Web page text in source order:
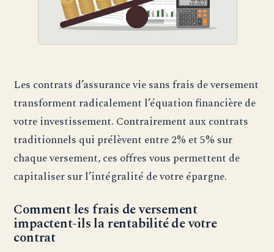
Les contrats d’assurance vie sans frais de versement
transforment radicalement l’équation financière de
votre investissement. Contrairement aux contrats
traditionnels qui prélèvent entre 2% et 5% sur
chaque versement, ces offres vous permettent de
capitaliser sur l’intégralité de votre épargne.
Comment les frais de versement
impactent-ils la rentabilité de votre
contrat